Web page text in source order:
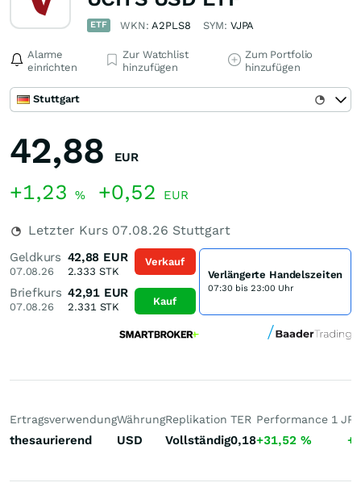
ETF WKN:A2PLS8 SYM: VJPA
Alarme
einrichten
Zur Watchlist
hinzufügen
Zum Portfolio
hinzufügen
Stuttgart
42,88 EUR
+1,23 % +0,52 EUR
Letzter Kurs 07.08.26 Stuttgart
Geldkurs
07.08.26
42,88 EUR
2.333 STK
Briefkurs
07.08.26
42,91 EUR
2.331 STK
Verkauf
Kauf
Verlängerte Handelszeiten
07:30 bis 23:00 Uhr
Ertragsverwendung
thesaurierend
Währung
USD
Replikation
Vollständig
TER
0,18
Performance 1 J
+31,52 %